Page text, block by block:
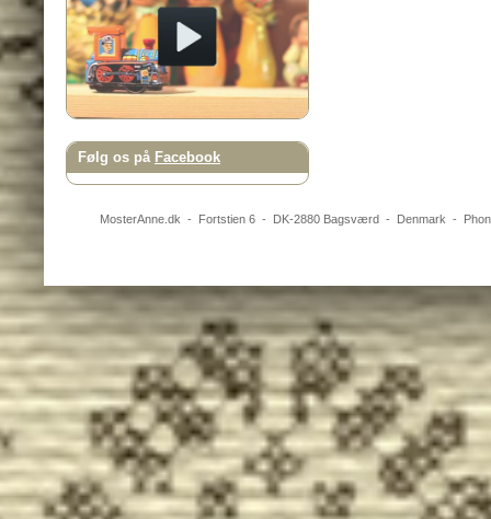
Følg os på Facebook
MosterAnne.dk - Fortstien 6- DK-2880 Bagsværd- Denmark -